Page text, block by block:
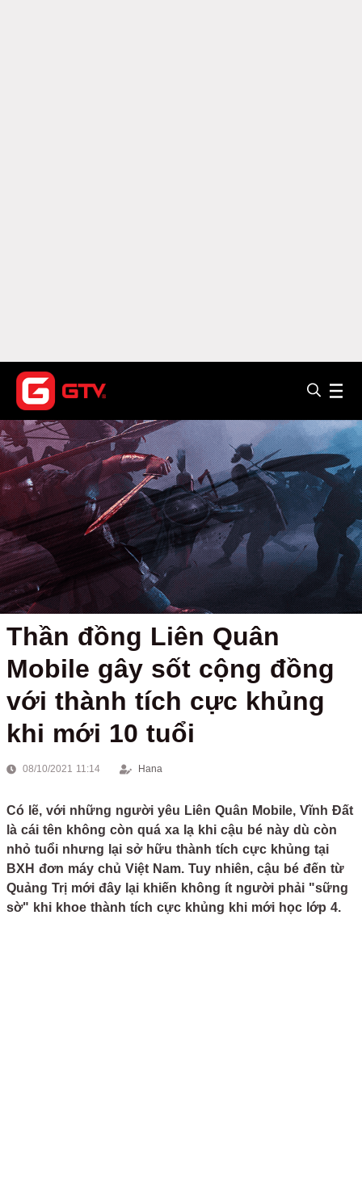
Thần đồng Liên Quân
Mobile gây sốt cộng đồng
với thành tích cực khủng
khi mới 10 tuổi
08/10/2021 11:14 Hana
Có lẽ, với những người yêu Liên Quân Mobile, Vĩnh Đất
là cái tên không còn quá xa lạ khi cậu bé này dù còn
nhỏ tuổi nhưng lại sở hữu thành tích cực khủng tại
BXH đơn máy chủ Việt Nam. Tuy nhiên, cậu bé đến từ
Quảng Trị mới đây lại khiến không ít người phải "sững
sờ" khi khoe thành tích cực khủng khi mới học lớp 4.